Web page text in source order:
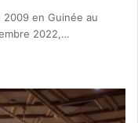
en Guinée au
2022,…